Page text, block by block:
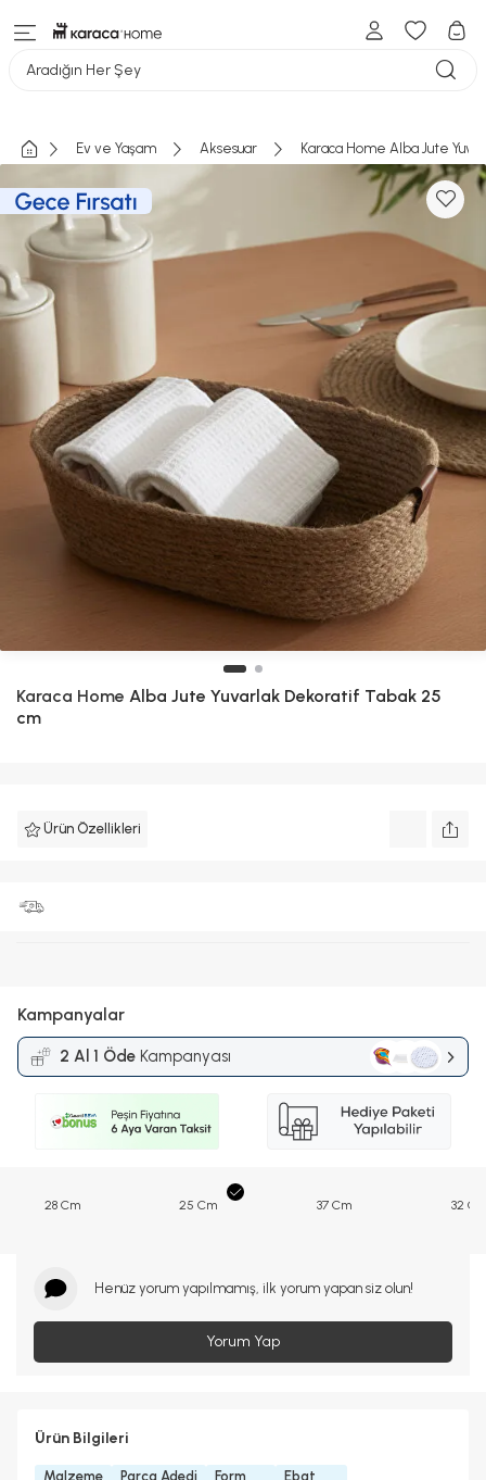
Aradığın Her Şey
Ev ve Yaşam Aksesuar Karaca Home Alba Jute
Karaca Home Alba Jute Yuvarlak Dekoratif Tabak 25
cm
Ürün Özellikleri
Kampanyalar
2 Al 1 Öde Kampanyası
28 Cm 25 Cm 37 Cm 32
Henüz yorum yapılmamış, ilk yorum yapan siz olun!
Yorum Yap
Ürün Bilgileri
Malzeme
Parça Adedi
Form
Ebat